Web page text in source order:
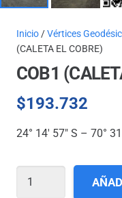
Inicio /Vértices
(CALETA EL COBRE)
COB1
$193.732
24° 14′ 57″ S – 70°
COB1